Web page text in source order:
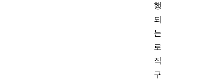
행
되
는
로
직
구